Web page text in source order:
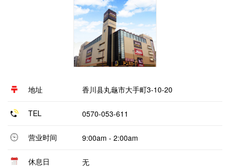
地址 香川县丸龜市大手町3-10-20
TEL 0570-053-611
营业时间 9:00am - 2:00am
休息日 无